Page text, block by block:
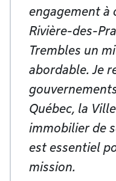
engagement à
Rivière-des-
Trembles un
abordable. Je
Québec, la
immobilier de
est essentiel
mission.